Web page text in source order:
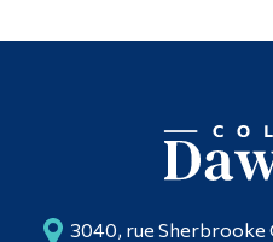
3040, rue Sherbrooke